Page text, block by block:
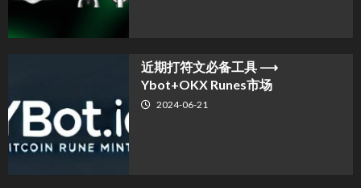
近期打符文必备工具 ⟶
Ybot+OKX Runes市场
2024-06-21